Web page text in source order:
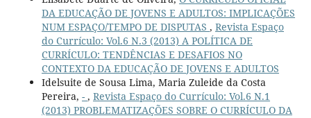
DA EDUCAÇÃO DE JOVENS E ADULTOS: IMPLICAÇÕES
NUM ESPAÇO/TEMPO DE DISPUTAS , Revista Espaço
do Currículo: Vol.6 N.3 (2013) A POLÍTICA DE
CURRÍCULO: TENDÊNCIAS E DESAFIOS NO
CONTEXTO DA EDUCAÇÃO DE JOVENS E ADULTOS
Idelsuite de Sousa Lima, Maria Zuleide da Costa
Pereira, - , Revista Espaço do Currículo: Vol.6 N.1
(2013) PROBLEMATIZAÇÕES SOBRE O CURRÍCULO DA